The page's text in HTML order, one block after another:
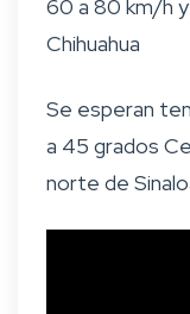
60 a 80 km/h
Chihuahua
Se esperan
a 45 grados
norte de